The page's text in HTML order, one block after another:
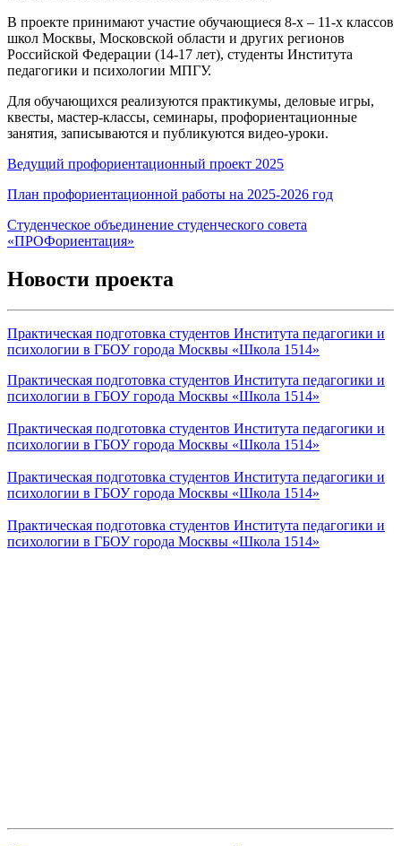
В проекте принимают участие обучающиеся 8-х – 11-х классов
школ Москвы, Московской области и других регионов
Российской Федерации (14-17 лет), студенты Института
педагогики и психологии МПГУ.
Для обучающихся реализуются практикумы, деловые игры,
квесты, мастер-классы, семинары, профориентационные
занятия, записываются и публикуются видео-уроки.
Ведущий профориентационный проект 2025
План профориентационной работы на 2025-2026 год
Студенческое объединение студенческого совета
«ПРОФориентация»
Новости проекта
Практическая подготовка студентов Института педагогики и
психологии в ГБОУ города Москвы «Школа 1514»
Практическая подготовка студентов Института педагогики и
психологии в ГБОУ города Москвы «Школа 1514»
Практическая подготовка студентов Института педагогики и
психологии в ГБОУ города Москвы «Школа 1514»
Практическая подготовка студентов Института педагогики и
психологии в ГБОУ города Москвы «Школа 1514»
Практическая подготовка студентов Института педагогики и
психологии в ГБОУ города Москвы «Школа 1514»